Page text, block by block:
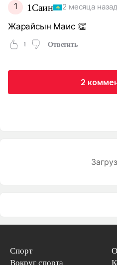
1 1Саин 2 месяца назад
Жарайсын Маис 👏
1 Ответить
2
Спорт
Вокруг спорта